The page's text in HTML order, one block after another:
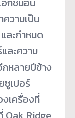
วามเป็น
ละกำหนด
ละความ
กหลายปีข้าง
ซูเปอร์
เครื่องที่